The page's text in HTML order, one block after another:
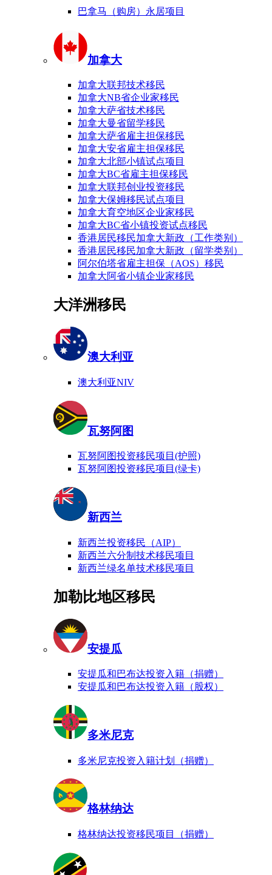
巴拿马（购房）永居项目
加拿大
加拿大联邦技术移民
加拿大NB省企业家移民
加拿大萨省技术移民
加拿大曼省留学移民
加拿大萨省雇主担保移民
加拿大安省雇主担保移民
加拿大北部小镇试点项目
加拿大BC省雇主担保移民
加拿大联邦创业投资移民
加拿大保姆移民试点项目
加拿大育空地区企业家移民
加拿大BC省小镇投资试点移民
香港居民移民加拿大新政（工作类别）
香港居民移民加拿大新政（留学类别）
阿尔伯塔省雇主担保（AOS）移民
加拿大阿省小镇企业家移民
大洋洲移民
澳大利亚
澳大利亚NIV
瓦努阿图
瓦努阿图投资移民项目(护照)
瓦努阿图投资移民项目(绿卡)
新西兰
新西兰投资移民（AIP）
新西兰六分制技术移民项目
新西兰绿名单技术移民项目
加勒比地区移民
安提瓜
安提瓜和巴布达投资入籍（捐赠）
安提瓜和巴布达投资入籍（股权）
多米尼克
多米尼克投资入籍计划（捐赠）
格林纳达
格林纳达投资移民项目（捐赠）